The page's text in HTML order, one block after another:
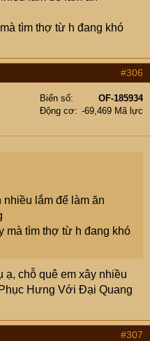
tìm thợ từ h đang khó
#306
Biển số
OF-185934
Động cơ
-69,469 Mã lực
lắm để làm ăn
mà tìm thợ từ h đang khó
ạ, chỗ quê em xây nhiều
Hưng Với Đại Quang
#307